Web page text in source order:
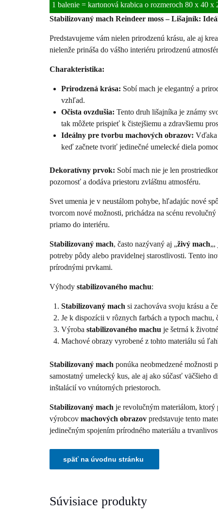
1 balenie = kartonová krabica o rozmeroch 80 x 40 x
Stabilizovaný mach Reindeer moss – Lišajník:
Predstavujeme vám nielen prirodzenú krásu, ale aj
nielenže prináša do vášho interiéru prirodzenú
Charakteristika:
Prirodzená krása: Sobí mach je elegantný a
vzhľad.
Očista ovzdušia: Tento druh lišajníka je známy
tak môžete prispieť k čistejšiemu a zdravšiemu
Ideálny pre tvorbu machových obrazov: Vďaka
keď začnete tvoriť jedinečné umelecké diela
Dekoratívny prvok: Sobí mach nie je len
pozornosť a dodáva priestoru zvláštnu atmosféru.
Svet umenia je v neustálom pohybe, hľadajúc nové
tvorcom nové možnosti, prichádza na scénu revolučný
priamo do interiéru.
Stabilizovaný mach, často nazývaný aj „živý mach„,
potreby pôdy alebo pravidelnej starostlivosti. Tento
prírodnými prvkami.
Výhody stabilizovaného machu:
Stabilizovaný mach si zachováva svoju krásu a
Je k dispozícii v rôznych farbách a typoch
Výroba stabilizovaného machu je šetrná k
Machové obrazy vyrobené z tohto materiálu sú
Stabilizovaný mach ponúka neobmedzené
samostatný umelecký kus, ale aj ako súčasť
inštalácií vo vnútorných priestoroch.
Stabilizovaný mach je revolučným materiálom, ktorý
výrobcov machových obrazov predstavuje tento
jedinečným spojením prírodného materiálu a
Súvisiace produkty